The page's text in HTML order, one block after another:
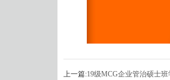
上一篇:19级MCG企业管治硕士